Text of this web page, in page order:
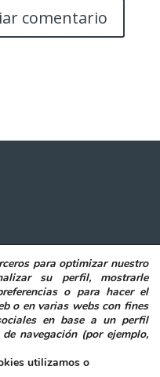
AVISO LEGAL
para optimizar nuestro
su perfil, mostrarle
o para hacer el
o en varias webs con fines
en base a un perfil
navegación (por ejemplo,
utilizamos o